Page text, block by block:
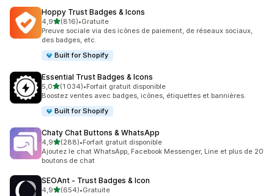
Hoppy Trust Badges & Icons
4,9étoile(s) sur 5
(816)
816 avis au total
•Gratuite
Preuve sociale via des icônes de paiement, de réseaux sociaux,
des badges, etc.
Built for Shopify
Essential Trust Badges & Icons
5,0étoile(s) sur 5
(1 034)
1034 avis au total
•Forfait gratuit disponible
Boostez ventes avec badges, icônes, étiquettes et bannières.
Built for Shopify
Chaty Chat Buttons & WhatsApp
4,9étoile(s) sur 5
(288)
288 avis au total
•Forfait gratuit disponible
Ajoutez le chat WhatsApp, Facebook Messenger, Line et plus de 20
boutons de chat
SEOAnt ‑ Trust Badges & Icon
4,9étoile(s) sur 5
(654)
654 avis au total
•Gratuite